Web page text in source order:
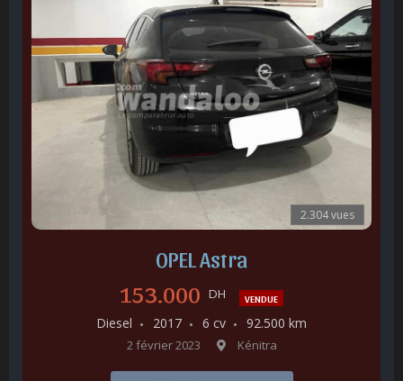
2.304 vues
OPEL Astra
153.000 DH VENDUE
Diesel 2017 6 cv 92.500 km
2 février 2023 Kénitra